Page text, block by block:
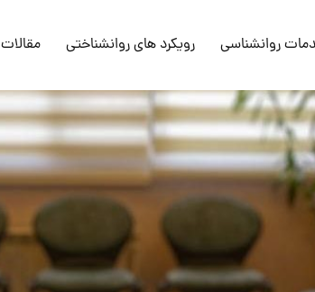
روانشناسی رویکرد های روانشناختی مقالات